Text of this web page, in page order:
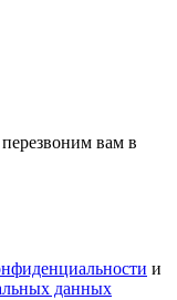
вам в
и
данных